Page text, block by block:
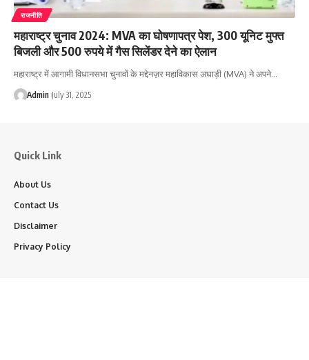
राजनीति
महाराष्ट्र चुनाव 2024: MVA का घोषणापत्र पेश, 300 यूनिट मुफ्त
बिजली और 500 रुपये में गैस सिलेंडर देने का ऐलान
महाराष्ट्र में आगामी विधानसभा चुनावों के मद्देनज़र महाविकास अघाड़ी (MVA) ने अपने…
Admin July 31, 2025
Quick Link
About Us
Contact Us
Disclaimer
Privacy Policy